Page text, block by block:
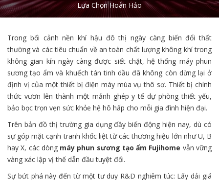
Lựa Chọn Hoàn Hảo
Trong bối cảnh nền khí hậu đô thị ngày càng biến đổi thất
thường và các tiêu chuẩn về an toàn chất lượng không khí trong
không gian kín ngày càng được siết chặt, hệ thống máy phun
sương tạo ẩm và khuếch tán tinh dầu đã không còn dừng lại ở
định vị của một thiết bị điện máy mùa vụ thô sơ. Thiết bị chính
thức vươn lên thành một mảnh ghép y tế dự phòng thiết yếu,
bảo bọc trọn vẹn sức khỏe hệ hô hấp cho mỗi gia đình hiện đại.
Trên bản đồ thị trường gia dụng đầy biến động hiện nay, dù có
sự góp mặt cạnh tranh khốc liệt từ các thương hiệu lớn như U, B
hay X, các dòng máy phun sương tạo ẩm Fujihome vẫn vững
vàng xác lập vị thế dẫn đầu tuyệt đối.
Sự bứt phá này đến từ một tư duy R&D nghiêm túc: Lấy dải giá